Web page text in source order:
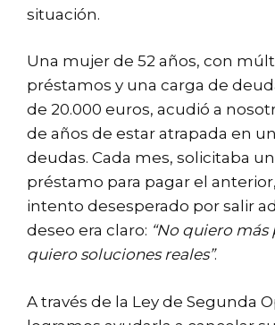
situación.
Una mujer de 52 años, con
préstamos y una carga de
de 20.000 euros, acudió a
de años de estar atrapada en
deudas. Cada mes, solicitaba
préstamo para pagar el
intento desesperado por salir
deseo era claro: “No quiero más
quiero soluciones reales”.
A través de la Ley de Segunda